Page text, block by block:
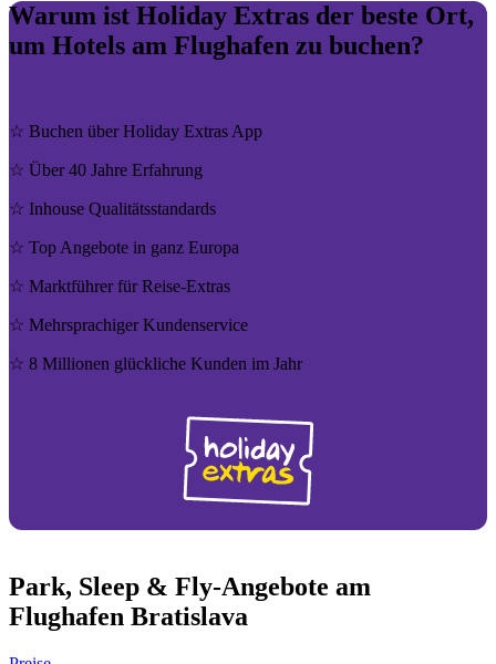
Warum ist Holiday Extras der beste Ort,
um Hotels am Flughafen zu buchen?
☆ Buchen über Holiday Extras App
☆ Über 40 Jahre Erfahrung
☆ Inhouse Quali­täts­stan­dards
☆ Top Angebote in ganz Europa
☆ Markt­füh­rer für Reise-Extras
☆ Mehr­spra­chi­ger Kun­den­ser­vice
☆ 8 Millionen glück­liche Kunden im Jahr
Park, Sleep & Fly-Angebote am
Flughafen Bratislava